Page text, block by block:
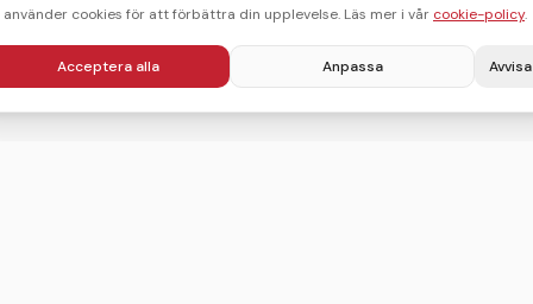
använder cookies för att förbättra din upplevelse. Läs mer i vår cookie-policy.
Acceptera alla Anpassa Avvisa